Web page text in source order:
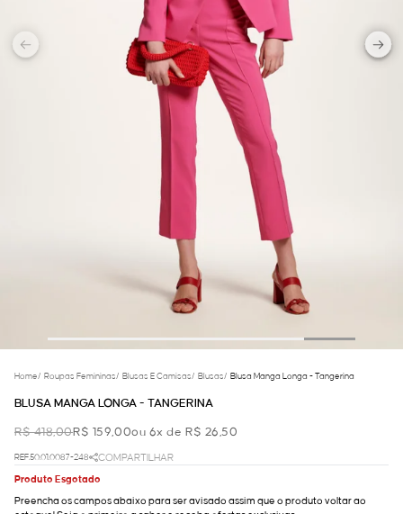
Home/ Roupas Femininas/ Blusas E Camisas/ Blusas/ Blusa Manga Longa - Tangerina
BLUSA MANGA LONGA - TANGERINA
R$ 418,00R$ 159,00ou 6x de R$ 26,50
REF.50.01.0087-248
COMPARTILHAR
Produto Esgotado
Preencha os campos abaixo para ser avisado assim que o produto voltar ao